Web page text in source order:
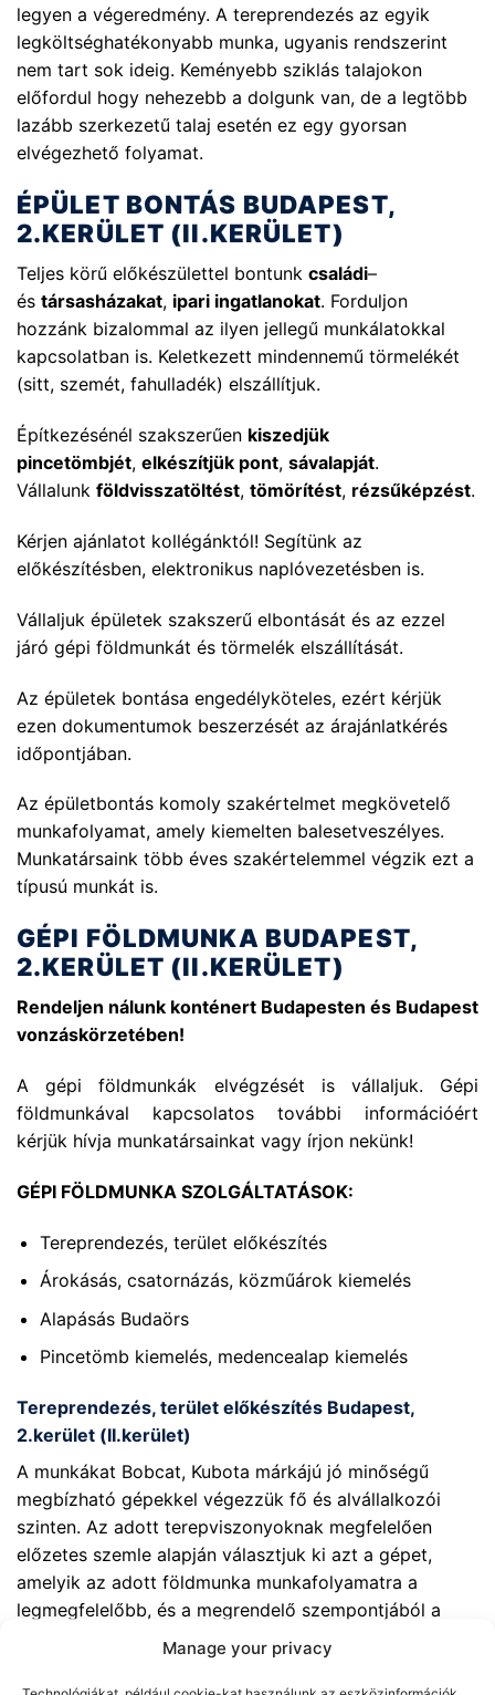
Manage your privacy
legyen a végeredmény. A tereprendezés az egyik
legköltséghatékonyabb munka, ugyanis rendszerint
nem tart sok ideig. Keményebb sziklás talajokon
előfordul hogy nehezebb a dolgunk van, de a legtöbb
lazább szerkezetű talaj esetén ez egy gyorsan
elvégezhető folyamat.
ÉPÜLET BONTÁS BUDAPEST,
2.KERÜLET (II.KERÜLET)
Teljes körű előkészülettel bontunk családi–
és társasházakat, ipari ingatlanokat. Forduljon
hozzánk bizalommal az ilyen jellegű munkálatokkal
kapcsolatban is. Keletkezett mindennemű törmelékét
(sitt, szemét, fahulladék) elszállítjuk.
Építkezésénél szakszerűen kiszedjük
pincetömbjét, elkészítjük pont, sávalapját.
Vállalunk földvisszatöltést, tömörítést, rézsűképzést.
Kérjen ajánlatot kollégánktól! Segítünk az
előkészítésben, elektronikus naplóvezetésben is.
Vállaljuk épületek szakszerű elbontását és az ezzel
járó gépi földmunkát és törmelék elszállítását.
Az épületek bontása engedélyköteles, ezért kérjük
ezen dokumentumok beszerzését az árajánlatkérés
időpontjában.
Az épületbontás komoly szakértelmet megkövetelő
munkafolyamat, amely kiemelten balesetveszélyes.
Munkatársaink több éves szakértelemmel végzik ezt a
típusú munkát is.
GÉPI FÖLDMUNKA BUDAPEST,
2.KERÜLET (II.KERÜLET)
Rendeljen nálunk konténert Budapesten és Budapest
vonzáskörzetében!
A gépi földmunkák elvégzését is vállaljuk. Gépi
földmunkával kapcsolatos további információért
kérjük hívja munkatársainkat vagy írjon nekünk!
GÉPI FÖLDMUNKA SZOLGÁLTATÁSOK:
Tereprendezés, terület előkészítés
Árokásás, csatornázás, közműárok kiemelés
Alapásás Budaörs
Pincetömb kiemelés, medencealap kiemelés
Tereprendezés, terület előkészítés Budapest,
2.kerület (II.kerület)
A munkákat Bobcat, Kubota márkájú jó minőségű
megbízható gépekkel végezzük fő és alvállalkozói
szinten. Az adott terepviszonyoknak megfelelően
előzetes szemle alapján választjuk ki azt a gépet,
amelyik az adott földmunka munkafolyamatra a
legmegfelelőbb, és a megrendelő szempontjából a
leggyorsabb, és leggazdaságosabb. Tereprendezés
során tapasztalt gépkezelőink akár saját